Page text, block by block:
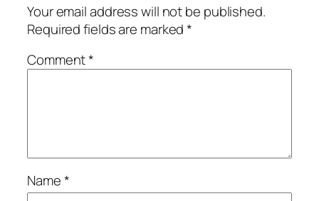
Your email address will not be published.
Required fields are marked*
Comment*
Name*